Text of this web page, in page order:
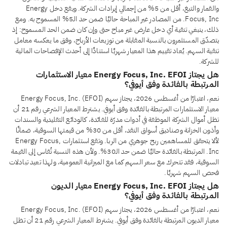
والقمار والتبغ، أقل من 5% من إجمالي إيرادات الشركة. ويقع دخل Energy
Focus, Inc. من المصادر غير المباحة حاليًا ضمن حد الـ5% المسموح به. ومع
ذلك، ينبغي تنقية أي دخل عارض غير مباح حتى وإن كان ضمن الحد المسموح: إذ
يتصدّق المستثمرون بالنسبة المقابلة من توزيعات الأرباح، وفق ما يعكسه معامل
تنقية السهم. يُعاد تقييم هذا المعيار شهريًا استنادًا إلى أحدث الإفصاحات المالية
للشركة.
هل يجتاز Energy Focus, Inc. EFOI معيار الاستثمارات
المرتبطة بالفائدة وفق أيوفي؟
نعم، اعتبارًا من أغسطس 2026، يجتاز سهم Energy Focus, Inc. (EFOI)
معيار الاستثمارات المرتبطة بالفائدة وفق أيوفي. يشترط المعيار الشرعي رقم 21 أن
تظل أموال الشركة الموظفة في أدوات مدرّة للفائدة، كالودائع التقليدية والسندات
وأذون الخزانة وصناديق أسواق النقد، أقل من 30% من قيمتها السوقية، ضمانًا
لألا يتحقق للمساهمين ربح جوهري من الربا. وتقع استثمارات Energy Focus,
Inc. المرتبطة بالفائدة حاليًا ضمن حد الـ30%. ولأن هذه النسبة تُقاس إلى القيمة
السوقية، فقد تتحرك مع سعر السهم كما مع الميزانية العمومية، ولهذا تعيد تبادلات
فحص السهم شهريًا.
هل يجتاز Energy Focus, Inc. EFOI معيار الديون
المرتبطة بالفائدة وفق أيوفي؟
نعم، اعتبارًا من أغسطس 2026، يجتاز سهم Energy Focus, Inc. (EFOI)
معيار الديون المرتبطة بالفائدة وفق أيوفي. يشترط المعيار الشرعي رقم 21 أن تظل